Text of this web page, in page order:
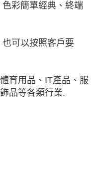
彩簡單經典、終端
可以按照客戶要
育用品、IT產品、服
品等各類行業.